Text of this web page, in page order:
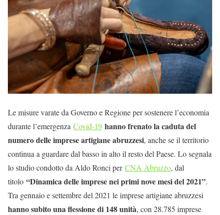
Le misure varate da Governo e Regione per sostenere l’economia
durante l’emergenza Covid-19 hanno frenato la caduta del
numero delle imprese artigiane abruzzesi, anche se il territorio
continua a guardare dal basso in alto il resto del Paese. Lo segnala
lo studio condotto da Aldo Ronci perCNA Abruzzo, dal
titolo “Dinamica delle imprese nei primi nove mesi del 2021”.
Tra gennaio e settembre del 2021 le imprese artigiane abruzzesi
hanno subito una flessione di 148 unità, con 28.785 imprese